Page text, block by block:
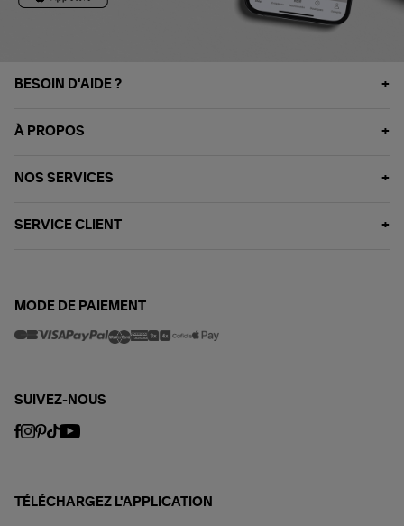
BESOIN D'AIDE ?
À PROPOS
NOS SERVICES
SERVICE CLIENT
MODE DE PAIEMENT
SUIVEZ-NOUS
TÉLÉCHARGEZ L'APPLICATION